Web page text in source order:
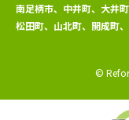
南足柄市、中井町、大井町
松田町、山北町、開成町
©